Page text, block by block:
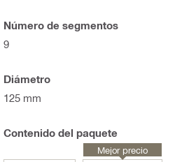
Número de segmentos
9
Diámetro
125 mm
Contenido del paquete
Mejor precio